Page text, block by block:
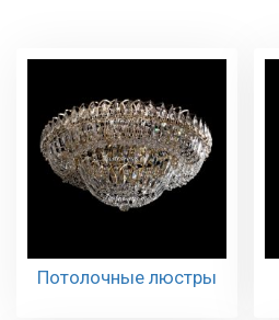
Потолочные люстры